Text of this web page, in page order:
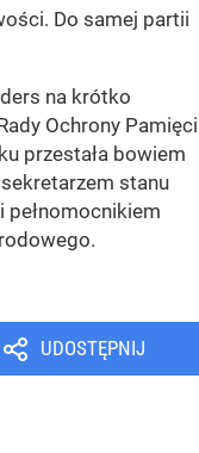
Do samej partii
na krótko
Ochrony Pamięci
przestała bowiem
stanu
pełnomocnikiem
UDOSTĘPNIJ